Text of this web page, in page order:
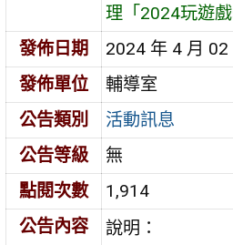
理「2024玩遊
發佈日期
2024 年 4 月 02
發佈單位
輔導室
公告類別
活動訊息
公告等級
無
點閱次數
1,914
公告內容
說明：